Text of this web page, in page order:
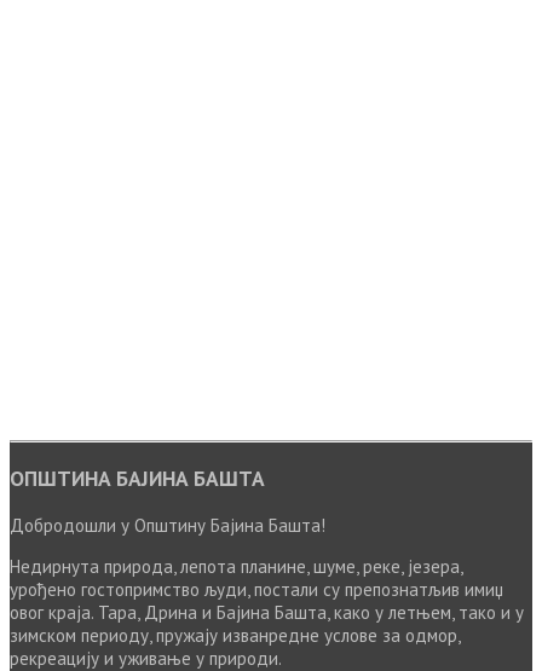
ОПШТИНА БАЈИНА БАШТА
Добродошли у Општину Бајина Башта!
Недирнута природа, лепота планине, шуме, реке, језера,
урођено гостопримство људи, постали су препознатљив имиџ
овог краја. Тара, Дрина и Бајина Башта, како у летњем, тако и у
зимском периоду, пружају изванредне услове за одмор,
рекреацију и уживање у природи.